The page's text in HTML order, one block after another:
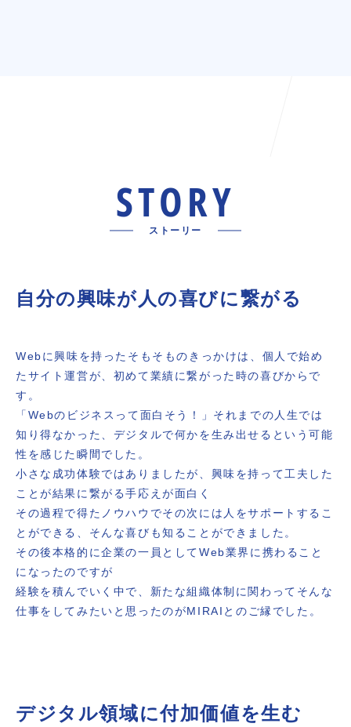
STORY
ストーリー
自分の興味が人の喜びに繋がる
Webに興味を持ったそもそものきっかけは、個人で始め
たサイト運営が、初めて業績に繋がった時の喜びからで
す。
「Webのビジネスって面白そう！」それまでの人生では
知り得なかった、デジタルで何かを生み出せるという可能
性を感じた瞬間でした。
小さな成功体験ではありましたが、興味を持って工夫した
ことが結果に繋がる手応えが面白く
その過程で得たノウハウでその次には人をサポートするこ
とができる、そんな喜びも知ることができました。
その後本格的に企業の一員としてWeb業界に携わること
になったのですが
経験を積んでいく中で、新たな組織体制​​に関わってそんな
仕事をしてみたいと思ったのがMIRAIとのご縁でした。
デジタル領域に付加価値を生む